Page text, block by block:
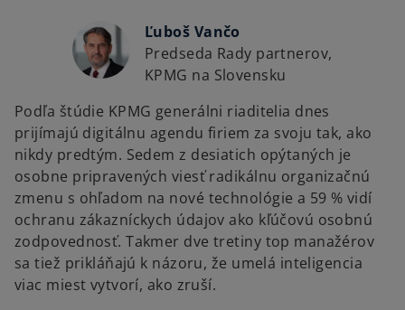
Ľuboš Vančo
Predseda Rady partnerov,
KPMG na Slovensku
Podľa štúdie KPMG generálni riaditelia dnes
prijímajú digitálnu agendu firiem za svoju tak, ako
nikdy predtým. Sedem z desiatich opýtaných je
osobne pripravených viesť radikálnu organizačnú
zmenu s ohľadom na nové technológie a 59 % vidí
ochranu zákazníckych údajov ako kľúčovú osobnú
zodpovednosť. Takmer dve tretiny top manažérov
sa tiež prikláňajú k názoru, že umelá inteligencia
viac miest vytvorí, ako zruší.